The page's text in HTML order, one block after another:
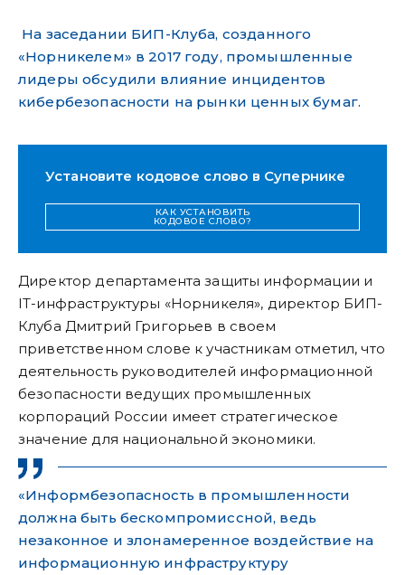
На заседании БИП-Клуба, созданного
«Норникелем» в 2017 году, промышленные
лидеры обсудили влияние инцидентов
кибербезопасности на рынки ценных бумаг.
Установите кодовое слово в Супернике
КАК УСТАНОВИТЬ
КОДОВОЕ СЛОВО?
Директор департамента защиты информации и
IT-инфраструктуры «Норникеля», директор БИП-
Клуба Дмитрий Григорьев в своем
приветственном слове к участникам отметил, что
деятельность руководителей информационной
безопасности ведущих промышленных
корпораций России имеет стратегическое
значение для национальной экономики.
«Информбезопасность в промышленности
должна быть бескомпромиссной, ведь
незаконное и злонамеренное воздействие на
информационную инфраструктуру